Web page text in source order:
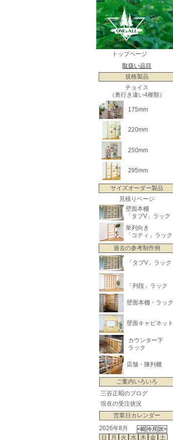
トップページ
取扱い品目
規格製品
チョイス
（奥行き違い4種類）
175mm
220mm
250mm
295mm
サイズオーダー製品
見積りページ
壁面本棚
「タブV」ラック
単列向き
「コティ」ラック
過去の参考制作例
「タブV」ラック
「列段」ラック
壁面本棚・ラック
壁面キャビネット
カウンター下
ラック
店舗・陳列棚
ご案内いろいろ
三谷正昭のブログ
現在の受注状況
営業日カレンダー
2026年8月
日
月 火 水 木 金 土